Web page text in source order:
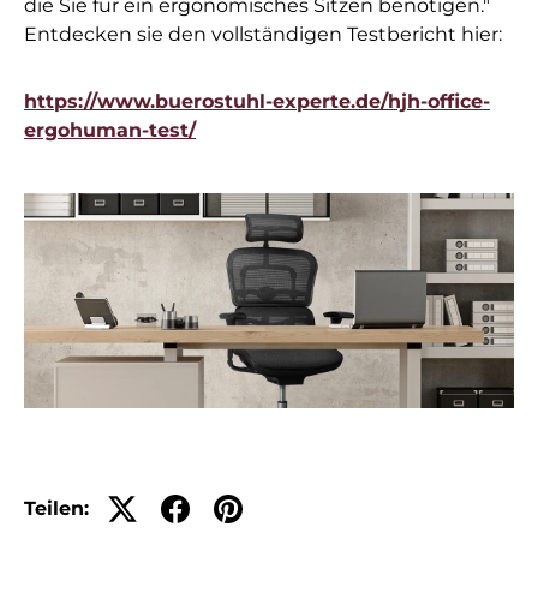
die Sie für ein ergonomisches Sitzen benötigen."
Entdecken sie den vollständigen Testbericht hier:
https://www.buerostuhl-experte.de/hjh-office-
ergohuman-test/
Teilen: